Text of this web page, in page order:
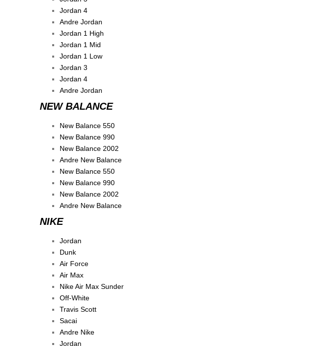
Jordan 4
Andre Jordan
Jordan 1 High
Jordan 1 Mid
Jordan 1 Low
Jordan 3
Jordan 4
Andre Jordan
NEW BALANCE
New Balance 550
New Balance 990
New Balance 2002
Andre New Balance
New Balance 550
New Balance 990
New Balance 2002
Andre New Balance
NIKE
Jordan
Dunk
Air Force
Air Max
Nike Air Max Sunder
Off-White
Travis Scott
Sacai
Andre Nike
Jordan